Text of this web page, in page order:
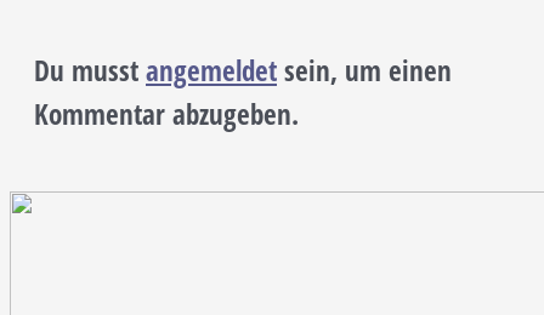
Du musstangemeldetsein, um einen
Kommentar abzugeben.